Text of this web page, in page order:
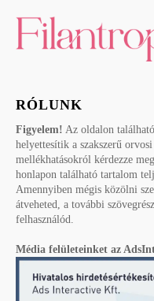
RÓLUNK
Figyelem! Az oldalon
helyettesítik a szakszerű
mellékhatásokról kérdezze
honlapon található tartalom
Amennyiben mégis közölni
átveheted, a további
felhasználód.
Média felületeinket az